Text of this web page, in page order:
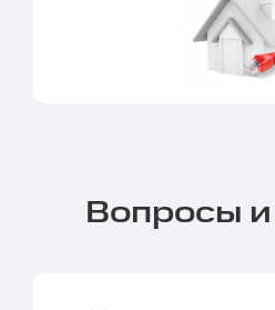
Вопросы